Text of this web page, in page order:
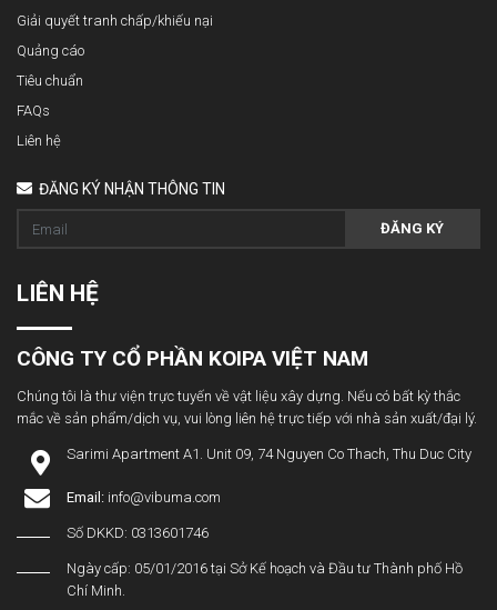
Giải quyết tranh chấp/khiếu nại
Quảng cáo
Tiêu chuẩn
FAQs
Liên hệ
ĐĂNG KÝ NHẬN THÔNG TIN
ĐĂNG KÝ
LIÊN HỆ
CÔNG TY CỔ PHẦN KOIPA VIỆT NAM
Chúng tôi là thư viện trực tuyến về vật liệu xây dựng. Nếu có bất kỳ thắc
mắc về sản phẩm/dịch vụ, vui lòng liên hệ trực tiếp với nhà sản xuất/đại lý.
Sarimi Apartment A1. Unit 09, 74 Nguyen Co Thach, Thu Duc City
Email: info@vibuma.com
Số DKKD: 0313601746
Ngày cấp: 05/01/2016 tại Sở Kế hoạch và Đầu tư Thành phố Hồ
Chí Minh.